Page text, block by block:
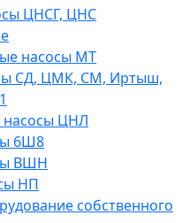
ЦНСГ, ЦНС
насосы МТ
СД, ЦМК, СМ, Иртыш,
насосы ЦНЛ
6Ш8
ВШН
НП
собственного